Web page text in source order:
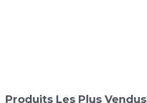
Produits Les Plus Vendus